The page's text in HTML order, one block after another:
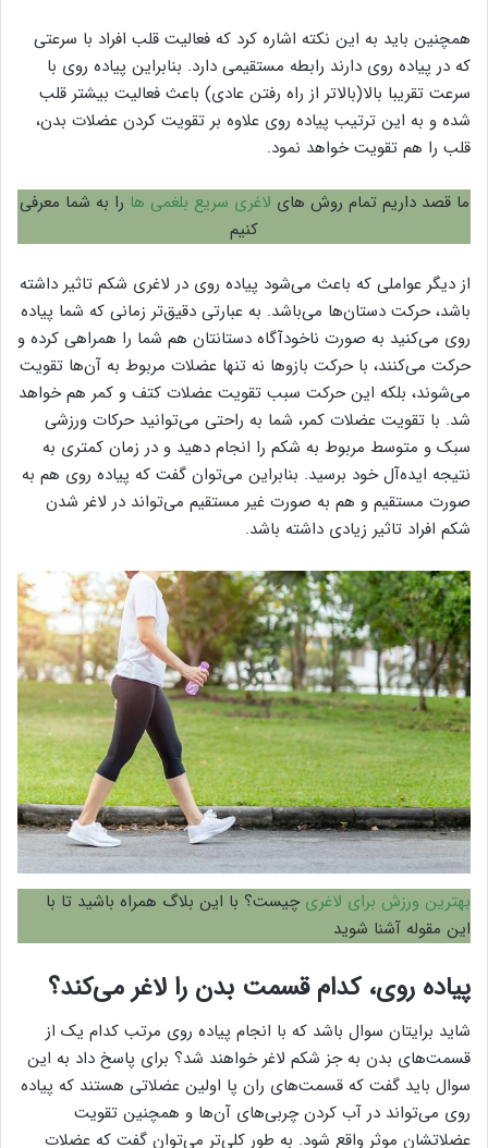
همچنین باید به این نکته اشاره کرد که فعالیت قلب افراد با سرعتی
که در پیاده روی دارند رابطه مستقیمی دارد. بنابراین پیاده روی با
سرعت تقریبا بالا(بالاتر از راه رفتن عادی) باعث فعالیت بیشتر قلب
شده و به این ترتیب پیاده روی علاوه بر تقویت کردن عضلات بدن،
قلب را هم تقویت خواهد نمود.
ما قصد داریم تمام روش های لاغری سریع بلغمی ها را به شما معرفی
کنیم
از دیگر عواملی که باعث می‌شود پیاده روی در لاغری شکم تاثیر داشته
باشد، حرکت دستان‌ها می‌باشد. به عبارتی دقیق‌تر زمانی که شما پیاده
روی می‌کنید به صورت ناخودآگاه دستانتان هم شما را همراهی کرده و
حرکت می‌کنند، با حرکت بازو‌ها نه تنها عضلات مربوط به آن‌ها تقویت
می‌شوند، بلکه این حرکت سبب تقویت عضلات کتف و کمر هم خواهد
شد. با تقویت عضلات کمر، شما به راحتی می‌توانید حرکات ورزشی
سبک و متوسط مربوط به شکم را انجام دهید و در زمان کمتری به
نتیجه ایده‌آل خود برسید. بنابراین می‌توان گفت که پیاده روی هم به
صورت مستقیم و هم به صورت غیر مستقیم می‌تواند در لاغر شدن
شکم افراد تاثیر زیادی داشته باشد.
بهترین ورزش برای لاغری چیست؟ با این بلاگ همراه باشید تا با
این مقوله آشنا شوید
پیاده روی، کدام قسمت بدن را لاغر می‌کند؟
شاید برایتان سوال باشد که با انجام پیاده روی مرتب کدام یک از
قسمت‌های بدن به جز شکم لاغر خواهند شد؟ برای پاسخ داد به این
سوال باید گفت که قسمت‌های ران پا اولین عضلاتی هستند که پیاده
روی می‌تواند در آب کردن چربی‌های آن‌ها و همچنین تقویت
عضلاتشان موثر واقع شود. به طور کلی‌تر می‌توان گفت که عضلات